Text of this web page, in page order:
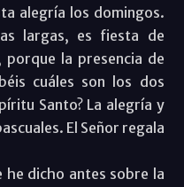
alegría los domingos.
largas, es fiesta de
porque la presencia de
cuáles son los dos
Santo? La alegría y
El Señor regala
he dicho antes sobre la